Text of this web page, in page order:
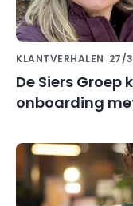
KLANTVERHALEN 27/
De Siers
onboarding